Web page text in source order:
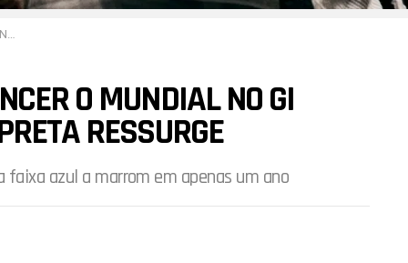
O MUNDIAL NO GI
RESSURGE
faixa azul a marrom em apenas um ano